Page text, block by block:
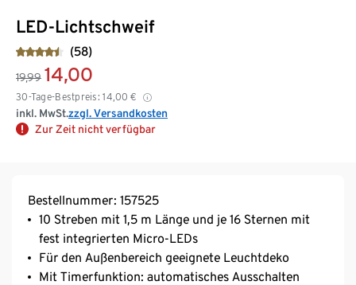
LED-Lichtschweif
(58)
19,99 14,00
30-Tage-Bestpreis: 14,00 €
inkl. MwSt.zzgl. Versandkosten
Zur Zeit nicht verfügbar
Bestellnummer: 157525
10 Streben mit 1,5 m Länge und je 16 Sternen mit
fest integrierten Micro-LEDs
Für den Außenbereich geeignete Leuchtdeko
Mit Timerfunktion: automatisches Ausschalten